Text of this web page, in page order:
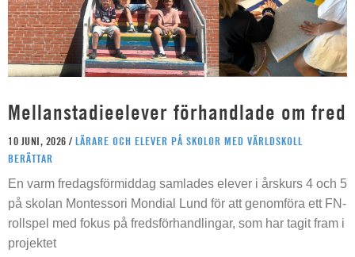
Mellanstadieelever förhandlade om fred
10 JUNI, 2026 / LÄRARE OCH ELEVER PÅ SKOLOR MED VÄRLDSKOLL
BERÄTTAR
En varm fredagsförmiddag samlades elever i årskurs 4 och 5
på skolan Montessori Mondial Lund för att genomföra ett FN-
rollspel med fokus på fredsförhandlingar, som har tagit fram i
projektet